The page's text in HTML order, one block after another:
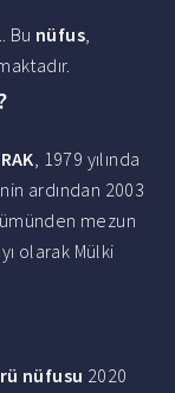
Bu nüfus,
, 1979 yılında
ardından 2003
mezun
olarak Mülki
nüfusu 2020